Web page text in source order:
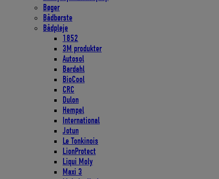
Bøger
Bådbørste
Bådpleje
1852
3M produkter
Autosol
Bardahl
BioCool
CRC
Dulon
Hempel
International
Jotun
Le Tonkinois
LionProtect
Liqui Moly
Maxi 3